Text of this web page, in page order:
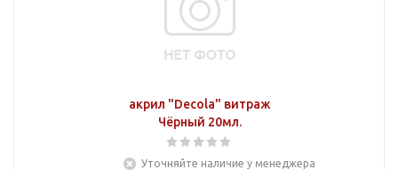
акрил "Decola" витраж
Чёрный 20мл.
Уточняйте наличие у менеджера